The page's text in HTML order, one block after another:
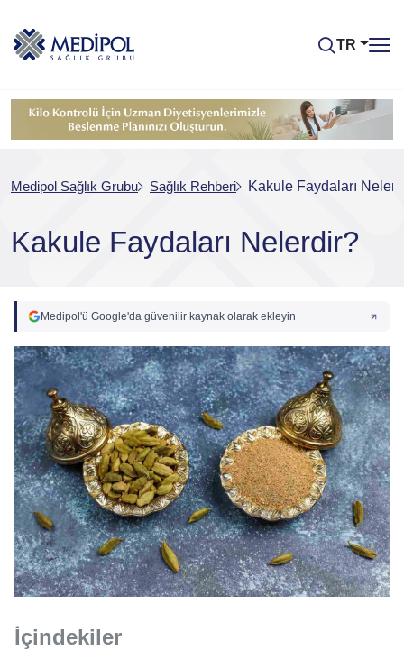
TR
Medipol Sağlık Grubu Sağlık Rehberi Kakule Faydaları
Kakule Faydaları Nelerdir?
Medipol'ü Google'da güvenilir kaynak olarak ekleyin
İçindekiler